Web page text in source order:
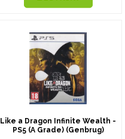
Like a Dragon Infinite Wealth -
PS5 (A Grade) (Genbrug)